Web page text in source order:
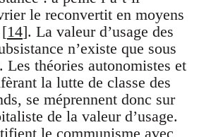
le reconvertit en moyens
[14]. La valeur d’usage des
n’existe que sous
Les théories autonomistes et
la lutte de classe des
se méprennent donc sur
de la valeur d’usage.
le communisme avec